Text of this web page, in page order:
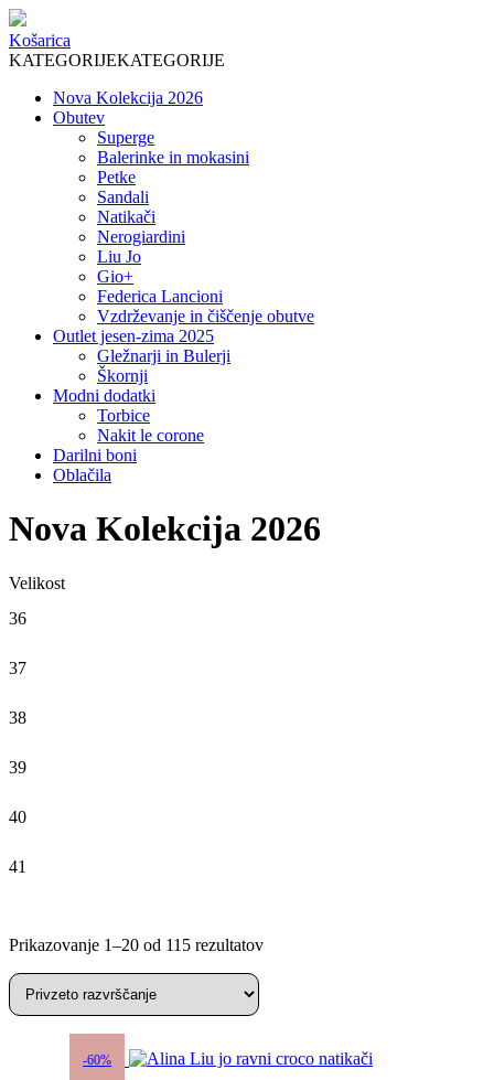
Košarica
KATEGORIJEKATEGORIJE
Nova Kolekcija 2026
Obutev
Superge
Balerinke in mokasini
Petke
Sandali
Natikači
Nerogiardini
Liu Jo
Gio+
Federica Lancioni
Vzdrževanje in čiščenje obutve
Outlet jesen-zima 2025
Gležnarji in Bulerji
Škornji
Modni dodatki
Torbice
Nakit le corone
Darilni boni
Oblačila
Nova Kolekcija 2026
Velikost
36
37
38
39
40
41
Prikazovanje 1–20 od 115 rezultatov
-60%
izdelek